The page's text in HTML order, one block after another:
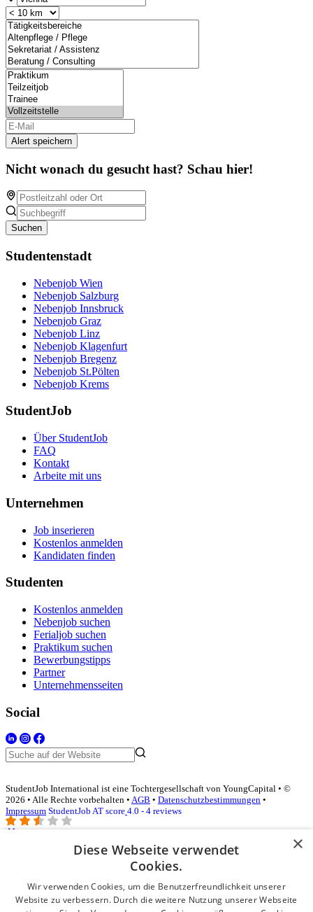
Alert speichern
Nicht wonach du gesucht hast? Schau hier!
Suchen
Studentenstadt
Nebenjob Wien
Nebenjob Salzburg
Nebenjob Innsbruck
Nebenjob Graz
Nebenjob Linz
Nebenjob Klagenfurt
Nebenjob Bregenz
Nebenjob St.Pölten
Nebenjob Krems
StudentJob
Über StudentJob
FAQ
Kontakt
Arbeite mit uns
Unternehmen
Job inserieren
Kostenlos anmelden
Kandidaten finden
Studenten
Kostenlos anmelden
Nebenjob suchen
Ferialjob suchen
Praktikum suchen
Bewerbungstipps
Partner
Unternehmensseiten
Social
StudentJob International ist eine Tochtergesellschaft von YoungCapital • ©
2026 • Alle Rechte vorbehalten • AGB • Datenschutzbestimmungen •
Impressum StudentJob AT score 4.0 - 4 reviews
Login für Unternehmen
E-Mail*
×
Diese Webseite verwendet
Cookies.
Wir verwenden Cookies, um die Benutzerfreundlichkeit unserer
Website zu verbessern. Durch die weitere Nutzung unserer Webseite